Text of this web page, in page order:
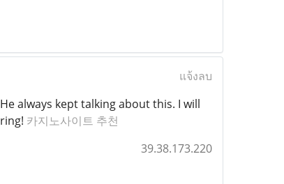
แจ้งลบ
always kept talking about this. I will
카지노사이트 추천
39.38.173.220